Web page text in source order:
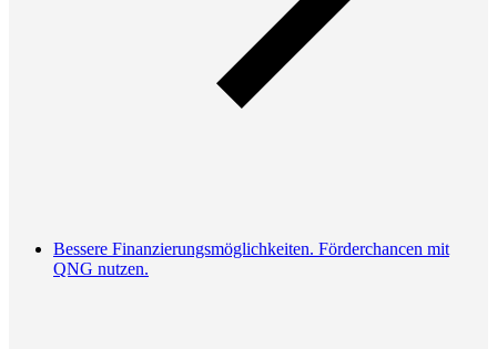
Bessere Finanzierungsmöglichkeiten. Förderchancen mit
QNG nutzen.